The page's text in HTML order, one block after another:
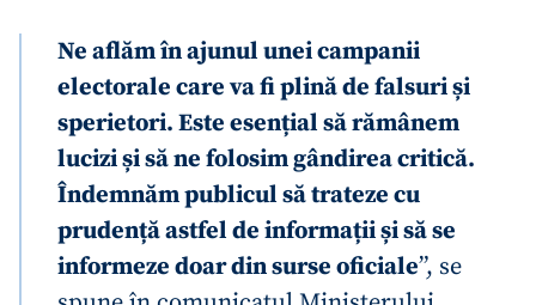
Ne aflăm în ajunul unei campanii
electorale care va fi plină de falsuri și
sperietori. Este esențial să rămânem
lucizi și să ne folosim gândirea critică.
Îndemnăm publicul să trateze cu
prudență astfel de informații și să se
informeze doar din surse oficiale”, se